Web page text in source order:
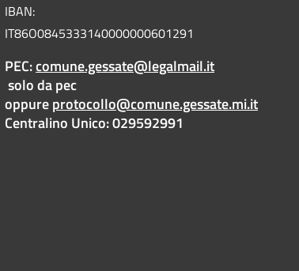
IBAN:
IT86O0845333140000000601291
PEC:comune.gessate@legalmail.it
solo da pec
oppureprotocollo@comune.gessate.mi.it
Centralino Unico: 029592991